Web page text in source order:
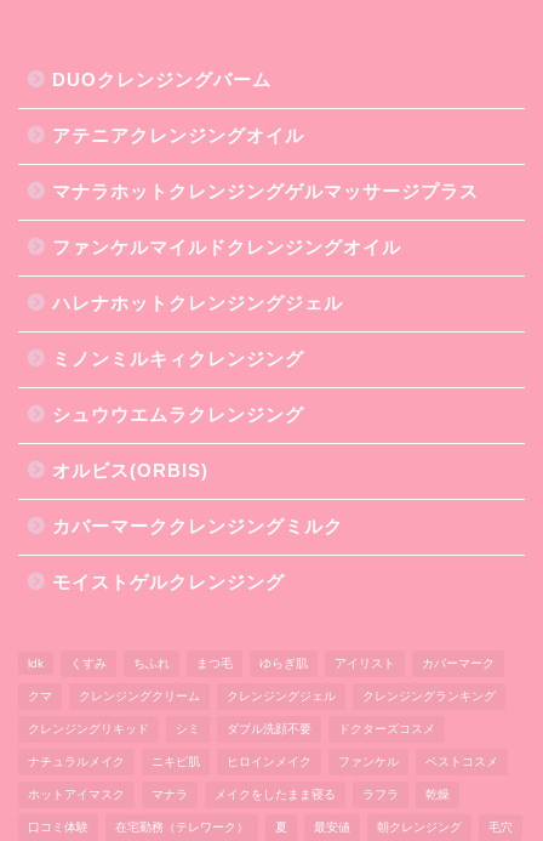
DUOクレンジングバーム
アテニアクレンジングオイル
マナラホットクレンジングゲルマッサージプラス
ファンケルマイルドクレンジングオイル
ハレナホットクレンジングジェル
ミノンミルキィクレンジング
シュウウエムラクレンジング
オルビス(ORBIS)
カバーマーククレンジングミルク
モイストゲルクレンジング
ldk くすみ ちふれ まつ毛 ゆらぎ肌 アイリスト カバーマーク
クマ クレンジングクリーム クレンジングジェル クレンジングランキング
クレンジングリキッド シミ ダブル洗顔不要 ドクターズコスメ
ナチュラルメイク ニキビ肌 ヒロインメイク ファンケル ベストコスメ
ホットアイマスク マナラ メイクをしたまま寝る ラフラ 乾燥
口コミ体験 在宅勤務（テレワーク） 夏 最安値 朝クレンジング 毛穴